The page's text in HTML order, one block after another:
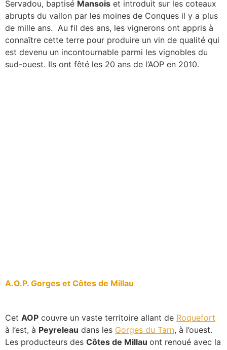
Servadou, baptisé Mansois et introduit sur les coteaux
abrupts du vallon par les moines de Conques il y a plus
de mille ans. Au fil des ans, les vignerons ont appris à
connaître cette terre pour produire un vin de qualité qui
est devenu un incontournable parmi les vignobles du
sud-ouest. Ils ont fêté les 20 ans de l’AOP en 2010.
A.O.P. Gorges et Côtes de Millau
Cet AOP couvre un vaste territoire allant de Roquefort
à l’est, à Peyreleau dans les Gorges du Tarn, à l’ouest.
Les producteurs des Côtes de Millau ont renoué avec la